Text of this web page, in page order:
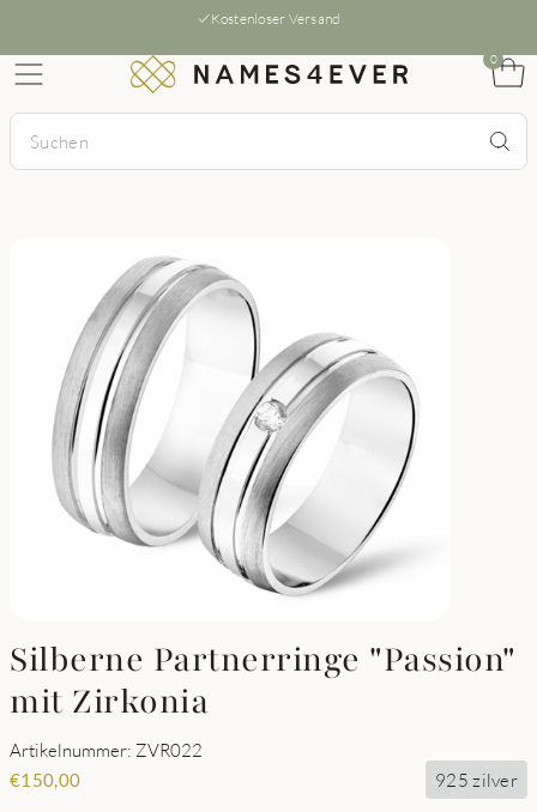
Kostenloser Versand
0
Silberne Partnerringe "Passion"
mit Zirkonia
Artikelnummer: ZVR022
€150,00 925 zilver